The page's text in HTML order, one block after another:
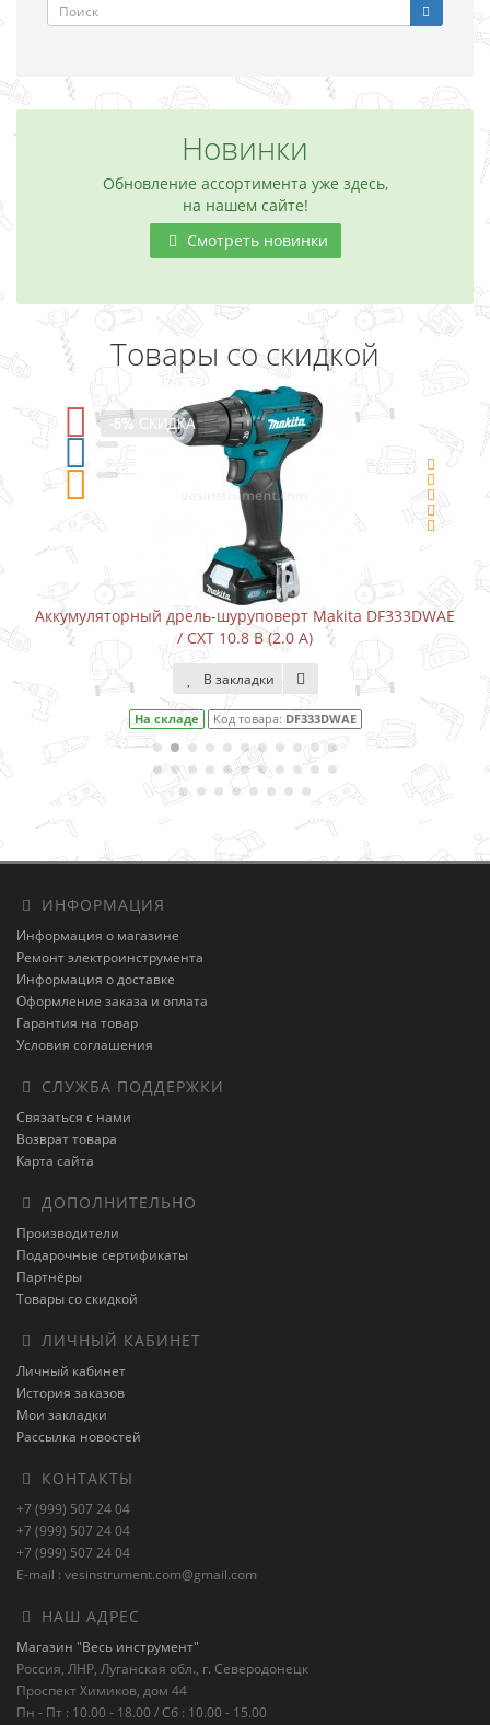
Новинки
Обновление ассортимента уже здесь,
на нашем сайте!
Смотреть новинки
Товары со скидкой
Makita DF333DWAE
В (2.0 А)
DF333DWAE
-5% СКИДКА
Аккумуляторный шуруповерт-
На складе Код
ИНФОРМАЦИЯ
Информация о магазине
Ремонт электроинструмента
Информация о доставке
Оформление заказа и оплата
Гарантия на товар
Условия соглашения
СЛУЖБА ПОДДЕРЖКИ
Связаться с нами
Возврат товара
Карта сайта
ДОПОЛНИТЕЛЬНО
Производители
Подарочные сертификаты
Партнёры
Товары со скидкой
ЛИЧНЫЙ КАБИНЕТ
Личный кабинет
История заказов
Мои закладки
Рассылка новостей
КОНТАКТЫ
+7 (999) 507 24 04
+7 (999) 507 24 04
+7 (999) 507 24 04
E-mail : vesinstrument.com@gmail.com
НАШ АДРЕС
Магазин "Весь инструмент"
Россия, ЛНР, Луганская обл., г. Северодонецк
Проспект Химиков, дом 44
Пн - Пт : 10.00 - 18.00 / Сб : 10.00 - 15.00